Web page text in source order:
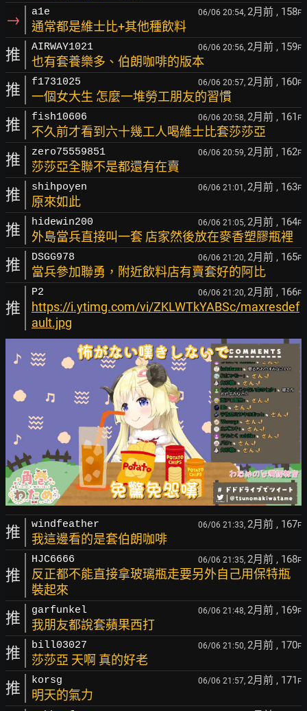
→ a1e 06/06 20:54, 2月前 , 158F
通常都是維士比+其他種飲料
推 AIRWAY1021 06/06 20:56, 2月前 , 159F
也有套養樂多、伯朗咖啡的版本
推 f1731025 06/06 20:57, 2月前 , 160F
一個女大生 怎麼一堆勞工朋友的習慣
推 fish10606 06/06 20:58, 2月前 , 161 F
不久前才看到六十幾工人喝維士比套莎莎亞
推 zero75559851 06/06 20:59, 2月前 , 162F
莎莎亞全聯不是都還有在賣
推 shihpoyen 06/06 21:01, 2月前 , 163F
原來如此
推 hidewin200 06/06 21:05, 2月前 , 164F
外島當兵直接叫一套 店家然後放在麥香塑膠瓶裡
推 DSGG978 06/06 21:20, 2月前 , 165F
當兵參加聯勇，附近飲料店有賣套好的阿比
推
P2 06/06 21:20, 2月前 , 166F
https://i.ytimg.com/vi/ZKLWTkYABSc/maxresdef
ault.jpg
推 windfeather 06/06 21:33, 2月前 , 167F
我這邊看的是套伯朗咖啡
推
HJC6666 06/06 21:35, 2月前 , 168F
反正都不能直接拿玻璃瓶走要另外自己用保特瓶
裝起來
推 garfunkel 06/06 21:48, 2月前 , 169F
我朋友都說套蘋果西打
推 bill03027 06/06 21:50, 2月前 , 170F
莎莎亞 天啊 真的好老
推 korsg 06/06 21:57, 2月前 , 171 F
明天的氣力